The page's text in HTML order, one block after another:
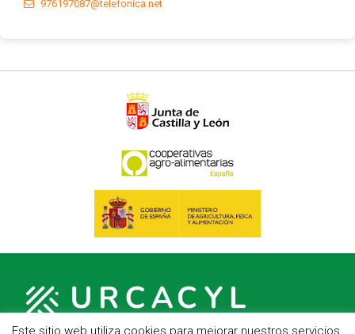
976197087@telefonica.net
Este sitio web utiliza cookies para mejorar nuestros servicios.